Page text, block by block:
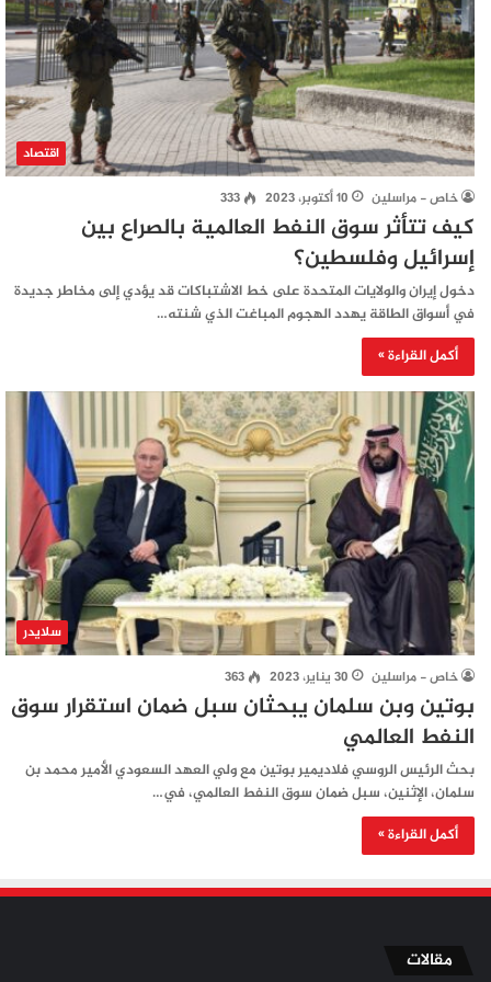
اقتصاد
خاص - مراسلين 10 أكتوبر، 2023 333
كيف تتأثر سوق النفط العالمية بالصراع بين
إسرائيل وفلسطين؟
دخول إيران والولايات المتحدة على خط الاشتباكات قد يؤدي إلى مخاطر جديدة
في أسواق الطاقة يهدد الهجوم المباغت الذي شنته…
أكمل القراءة »
سلايدر
خاص - مراسلين 30 يناير، 2023 363
بوتين وبن سلمان يبحثان سبل ضمان استقرار سوق
النفط العالمي
بحث الرئيس الروسي فلاديمير بوتين مع ولي العهد السعودي الأمير محمد بن
سلمان، الإثنين، سبل ضمان سوق النفط العالمي، في…
أكمل القراءة »
مقالات